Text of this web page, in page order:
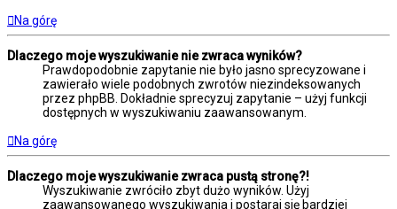
Na górę
Dlaczego moje wyszukiwanie nie zwraca wyników?
Prawdopodobnie zapytanie nie było jasno sprecyzowane i
zawierało wiele podobnych zwrotów niezindeksowanych
przez phpBB. Dokładnie sprecyzuj zapytanie – użyj funkcji
dostępnych w wyszukiwaniu zaawansowanym.
Na górę
Dlaczego moje wyszukiwanie zwraca pustą stronę?!
Wyszukiwanie zwróciło zbyt dużo wyników. Użyj
zaawansowanego wyszukiwania i postaraj się bardziej